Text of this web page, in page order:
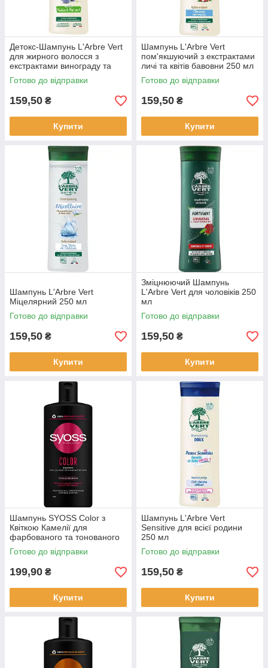
Детокс-Шампунь L'Arbre Vert
для жирного волосся з
екстрактами винограду та
зеленого чаю 250 мл
Готово до відправки
159,50 ₴
Купити
Шампунь L'Arbre Vert
пом'якшуючий з екстрактами
личі та квітів бавовни 250 мл
Готово до відправки
159,50 ₴
Купити
Шампунь L'Arbre Vert
Міцелярний 250 мл
Готово до відправки
159,50 ₴
Купити
Зміцнюючий Шампунь
L'Arbre Vert для чоловіків 250
мл
Готово до відправки
159,50 ₴
Купити
Шампунь SYOSS Color з
Квіткою Камелії для
фарбованого та тонованого
волосся 440 мл
Готово до відправки
199,90 ₴
Купити
Шампунь L'Arbre Vert
Sensitive для всієї родини
250 мл
Готово до відправки
159,50 ₴
Купити